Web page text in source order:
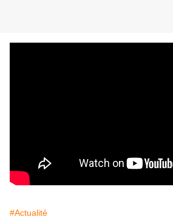
#Actualité